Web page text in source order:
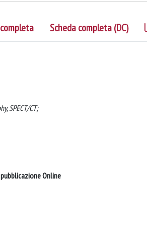
Scheda completa (DC)
SPECT/CT;
Online